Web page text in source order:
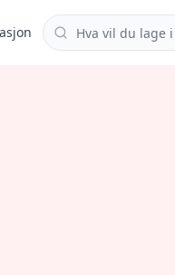
Søk i oppskrifter